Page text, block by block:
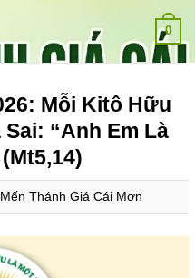
0
Mỗi Kitô Hữu
“Anh Em Là
Thánh Giá Cái Mơn